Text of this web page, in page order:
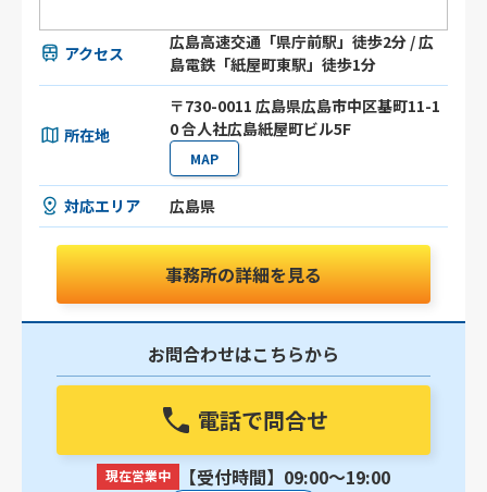
アクセス
広島高速交通「県庁前駅」徒歩2分 / 広
島電鉄「紙屋町東駅」徒歩1分
所在地
〒730-0011 広島県広島市中区基町11-1
0 合人社広島紙屋町ビル5F
MAP
対応エリア 広島県
事務所の詳細を見る
お問合わせはこちらから
電話で問合せ
現在営業中 【受付時間】09:00〜19:00